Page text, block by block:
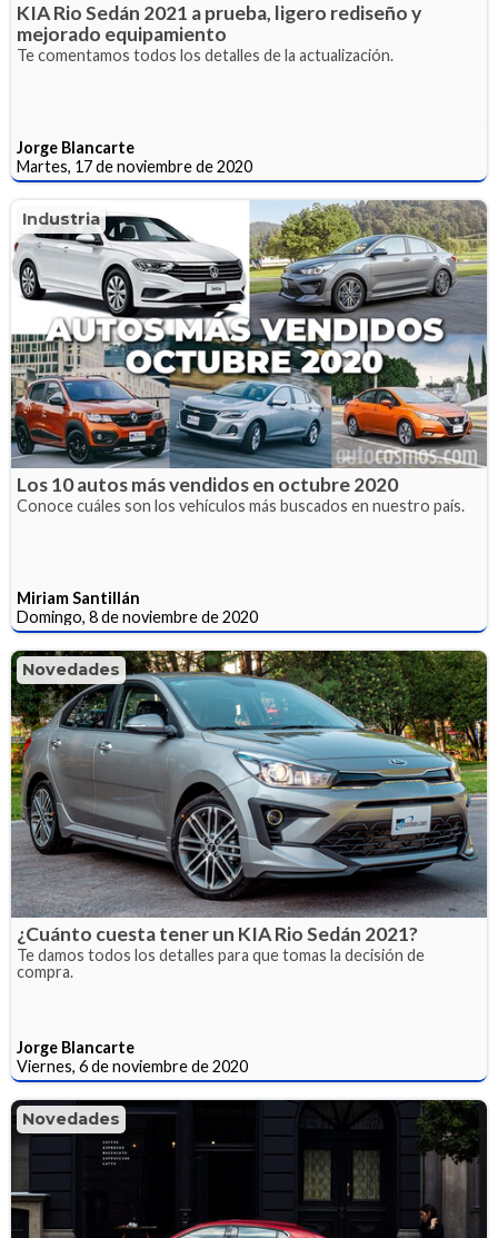
KIA Rio Sedán 2021 a prueba, ligero rediseño y
mejorado equipamiento
Te comentamos todos los detalles de la actualización.
Jorge Blancarte
Martes, 17 de noviembre de 2020
Industria
Los 10 autos más vendidos en octubre 2020
Conoce cuáles son los vehículos más buscados en nuestro país.
Miriam Santillán
Domingo, 8 de noviembre de 2020
Novedades
¿Cuánto cuesta tener un KIA Rio Sedán 2021?
Te damos todos los detalles para que tomas la decisión de
compra.
Jorge Blancarte
Viernes, 6 de noviembre de 2020
Novedades